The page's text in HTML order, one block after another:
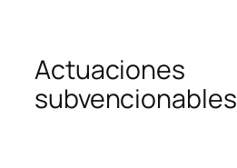
Actuaciones
subvencionables